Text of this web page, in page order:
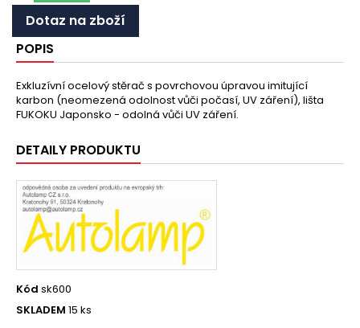
Dotaz na zboží
POPIS
Exkluzívní ocelový stěrač s povrchovou úpravou imitující
karbon (neomezená odolnost vůči počasí, UV záření), lišta
FUKOKU Japonsko - odolná vůči UV záření.
DETAILY PRODUKTU
Kód sk600
SKLADEM 15 ks